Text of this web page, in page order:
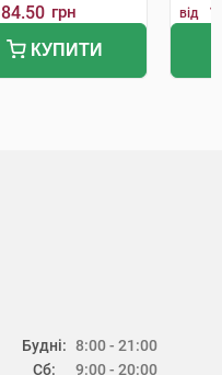
84.50 грн
КУПИТИ
від
Будні:
Сб:
8:00 - 21:00
9:00 - 20:00